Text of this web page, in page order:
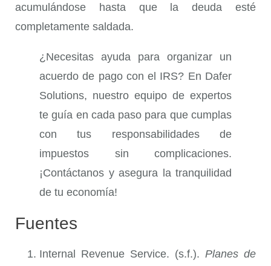
acumulándose hasta que la deuda esté
completamente saldada.
¿Necesitas ayuda para organizar un
acuerdo de pago con el IRS? En Dafer
Solutions, nuestro equipo de expertos
te guía en cada paso para que cumplas
con tus responsabilidades de
impuestos sin complicaciones.
¡Contáctanos y asegura la tranquilidad
de tu economía!
Fuentes
Internal Revenue Service. (s.f.). Planes de